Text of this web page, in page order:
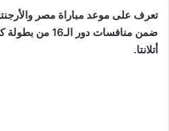
تعرف على موعد مباراة مصر
أتلانتا.